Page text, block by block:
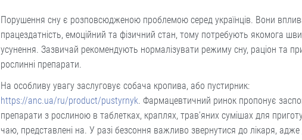
Порушення сну є розповсюдженою проблемою серед українців. Вони
працездатність, емоційний та фізичний стан, тому потребують якомога
усунення. Зазвичай рекомендують нормалізувати режиму сну, раціон та
рослинні препарати.
На особливу увагу заслуговує собача кропива, або пустирник:
https://anc.ua/ru/product/pustyrnyk. Фармацевтичний ринок пропонує
препарати з рослиною в таблетках, краплях, трав’яних сумішах для
чаю, представлені на. У разі безсоння важливо звернутися до лікаря, адже